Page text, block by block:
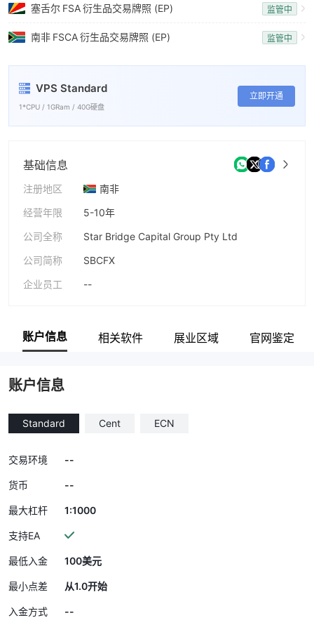
塞舌尔 FSA衍生品交易牌照 (EP) 监管中
南非 FSCA衍生品交易牌照 (EP) 监管中
VPS Standard
1*CPU / 1GRam / 40G硬盘
立即开通
基础信息
注册地区
南非
经营年限
5-10年
公司全称
Star Bridge Capital Group Pty Ltd
公司简称
SBCFX
企业员工
--
账户信息 相关软件 展业区域 官网鉴定
账户信息
Standard Cent ECN
交易环境 --
货币 --
最大杠杆 1:1000
支持EA
最低入金 100美元
最小点差 从1.0开始
入金方式 --